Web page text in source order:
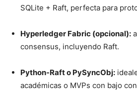
SQLite + Raft, perfecta para
Hyperledger Fabric (opcional):
consensus, incluyendo Raft.
Python-Raft o PySyncObj:
académicas o MVPs con bajo